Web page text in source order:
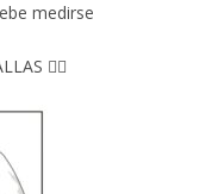
medirse
👇🏻